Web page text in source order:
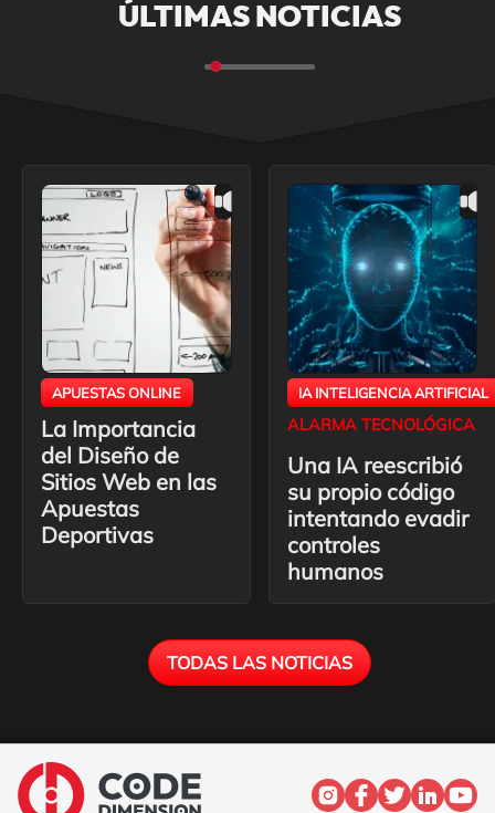
ÚLTIMAS NOTICIAS
APUESTAS ONLINE
La Importancia
del Diseño de
Sitios Web en las
Apuestas
Deportivas
IA INTELIGENCIA ARTIFICIAL
ALARMA TECNOLÓGICA
Una IA reescribió
su propio código
intentando evadir
controles
humanos
TODAS LAS NOTICIAS